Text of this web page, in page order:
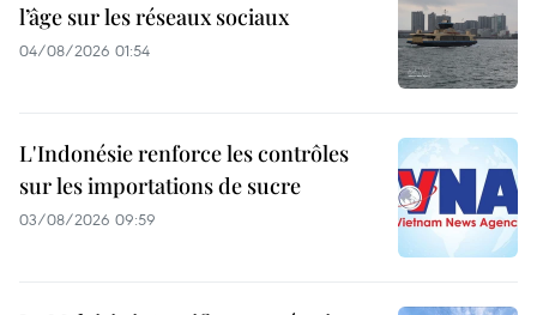
l’âge sur les réseaux sociaux
04/08/2026 01:54
L'Indonésie renforce les contrôles
sur les importations de sucre
03/08/2026 09:59